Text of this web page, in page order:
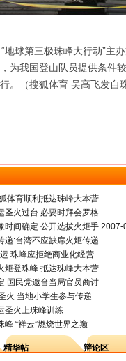
球第三极珠峰大行动”主
为我国登山队员提供条件
。（搜狐体育 吴高飞发自
体育顺利抵达珠峰大本营
圣火过台 必要时拜会罗格
时间确定 公开选拔火炬手 2007-
递:台湾不应缺席火炬传递
珠峰应拒绝商业化经营
炬登珠峰 抵达珠峰大本营
国民党邀台当局官员商讨
火 当地小学生参与传递
圣火上珠峰训练
“祥云”燃烧世界之巅
精华帖
辩论区